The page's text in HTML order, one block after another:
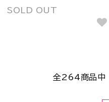
SOLD OUT
全264商品中